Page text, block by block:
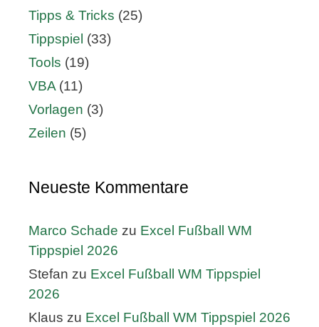
Tipps & Tricks (25)
Tippspiel (33)
Tools (19)
VBA (11)
Vorlagen (3)
Zeilen (5)
Neueste Kommentare
Marco Schade zu Excel Fußball WM
Tippspiel 2026
Stefan zu Excel Fußball WM Tippspiel
2026
Klaus zu Excel Fußball WM Tippspiel 2026